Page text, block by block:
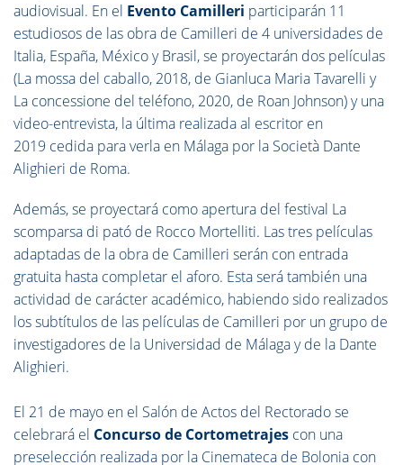
audiovisual. En el Evento Camilleri participarán 11
estudiosos de las obra de Camilleri de 4 universidades de
Italia, España, México y Brasil, se proyectarán dos películas
(La mossa del caballo, 2018, de Gianluca Maria Tavarelli y
La concessione del teléfono, 2020, de Roan Johnson) y una
video-entrevista, la última realizada al escritor en
2019 cedida para verla en Málaga por la Società Dante
Alighieri de Roma.
Además, se proyectará como apertura del festival La
scomparsa di pató de Rocco Mortelliti. Las tres películas
adaptadas de la obra de Camilleri serán con entrada
gratuita hasta completar el aforo. Esta será también una
actividad de carácter académico, habiendo sido realizados
los subtítulos de las películas de Camilleri por un grupo de
investigadores de la Universidad de Málaga y de la Dante
Alighieri.
El 21 de mayo en el Salón de Actos del Rectorado se
celebrará el Concurso de Cortometrajes con una
preselección realizada por la Cinemateca de Bolonia con